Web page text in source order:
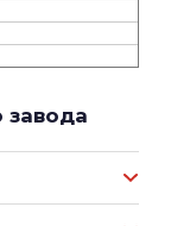
завода